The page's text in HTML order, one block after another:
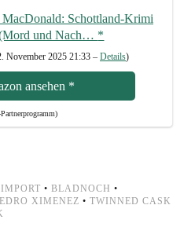
Schott­land-Kri­mi
und Nach… *
Novem­ber 2025 21:33 – Details)
anse­hen *
• BLADNOCH •
XIMENEZ • TWINNED CASK